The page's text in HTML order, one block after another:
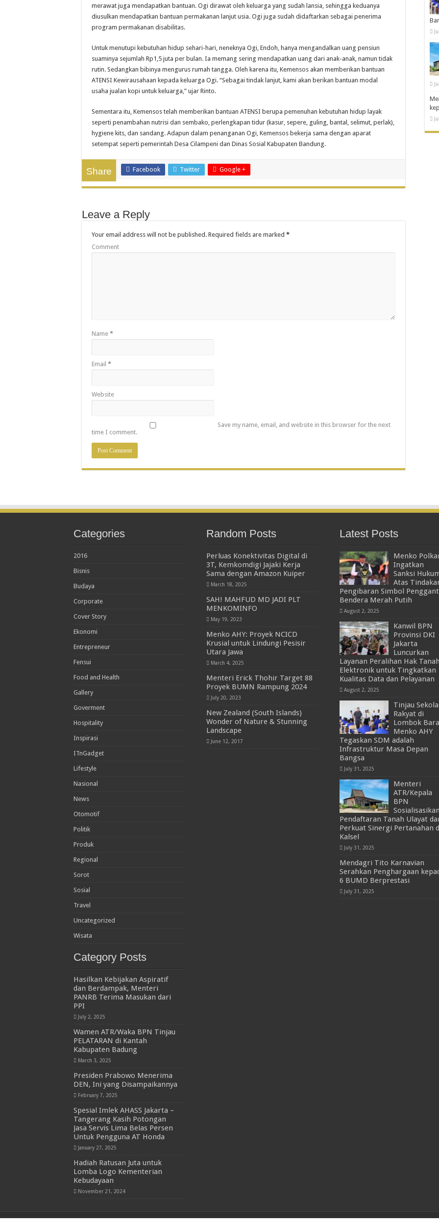
merawat juga mendapatkan bantuan. Ogi dirawat oleh keluarga yang sudah lansia, sehingga keduanya
diusulkan mendapatkan bantuan permakanan lanjut usia. Ogi juga sudah didaftarkan sebagai penerima
program permakanan disabilitas.
Untuk menutupi kebutuhan hidup sehari-hari, neneknya Ogi, Endoh, hanya mengandalkan uang pensiun
suaminya sejumlah Rp1,5 juta per bulan. Ia memang sering mendapatkan uang dari anak-anak, namun tidak
rutin. Sedangkan bibinya mengurus rumah tangga. Oleh karena itu, Kemensos akan memberikan bantuan
ATENSI Kewirausahaan kepada keluarga Ogi. “Sebagai tindak lanjut, kami akan berikan bantuan modal
usaha jualan kopi untuk keluarga,” ujar Rinto.
Sementara itu, Kemensos telah memberikan bantuan ATENSI berupa pemenuhan kebutuhan hidup layak
seperti penambahan nutrisi dan sembako, perlengkapan tidur (kasur, sepere, guling, bantal, selimut, perlak),
hygiene kits, dan sandang. Adapun dalam penanganan Ogi, Kemensos bekerja sama dengan aparat
setempat seperti pemerintah Desa Cilampeni dan Dinas Sosial Kabupaten Bandung.
Share Facebook Twitter Google +
Leave a Reply
Your email address will not be published. Required fields are marked *
Comment
Name *
Email *
Website
Save my name, email, and website in this browser for the next
time I comment.
Categories
2016
Bisnis
Budaya
Corporate
Cover Story
Ekonomi
Entrepreneur
Fensui
Food and Health
Gallery
Goverment
Hospitality
Inspirasi
ITnGadget
Lifestyle
Nasional
News
Otomotif
Politik
Produk
Regional
Sorot
Sosial
Travel
Uncategorized
Wisata
Category Posts
Hasilkan Kebijakan Aspiratif
dan Berdampak, Menteri
PANRB Terima Masukan dari
PPI
July 2, 2025
Wamen ATR/Waka BPN Tinjau
PELATARAN di Kantah
Kabupaten Badung
March 3, 2025
Presiden Prabowo Menerima
DEN, Ini yang Disampaikannya
February 7, 2025
Spesial Imlek AHASS Jakarta –
Tangerang Kasih Potongan
Jasa Servis Lima Belas Persen
Untuk Pengguna AT Honda
January 27, 2025
Hadiah Ratusan Juta untuk
Lomba Logo Kementerian
Kebudayaan
November 21, 2024
Random Posts
Perluas Konektivitas Digital di
3T, Kemkomdigi Jajaki Kerja
Sama dengan Amazon Kuiper
March 18, 2025
SAH! MAHFUD MD JADI PLT
MENKOMINFO
May 19, 2023
Menko AHY: Proyek NCICD
Krusial untuk Lindungi Pesisir
Utara Jawa
March 4, 2025
Menteri Erick Thohir Target 88
Proyek BUMN Rampung 2024
July 20, 2023
New Zealand (South Islands)
Wonder of Nature & Stunning
Landscape
June 12, 2017
Latest Posts
Menko
Ingatkan
Sanksi
Atas
Pengibaran Simbol
Bendera Merah Putih
August 2, 2025
Kanwil BPN
Provinsi DKI
Jakarta
Luncurkan
Layanan Peralihan Hak Tanah
Elektronik untuk Tingkatkan
Kualitas Data dan Pelayanan
August 2, 2025
Tinjau
Rakyat di
Lombok
Menko AHY
Tegaskan SDM adalah
Infrastruktur Masa Depan
Bangsa
July 31, 2025
Menteri
ATR/Kepala
BPN
Sosialisasikan
Pendaftaran Tanah Ulayat
Perkuat Sinergi Pertanahan
Kalsel
July 31, 2025
Mendagri Tito Karnavian
Serahkan Penghargaan
6 BUMD Berprestasi
July 31, 2025